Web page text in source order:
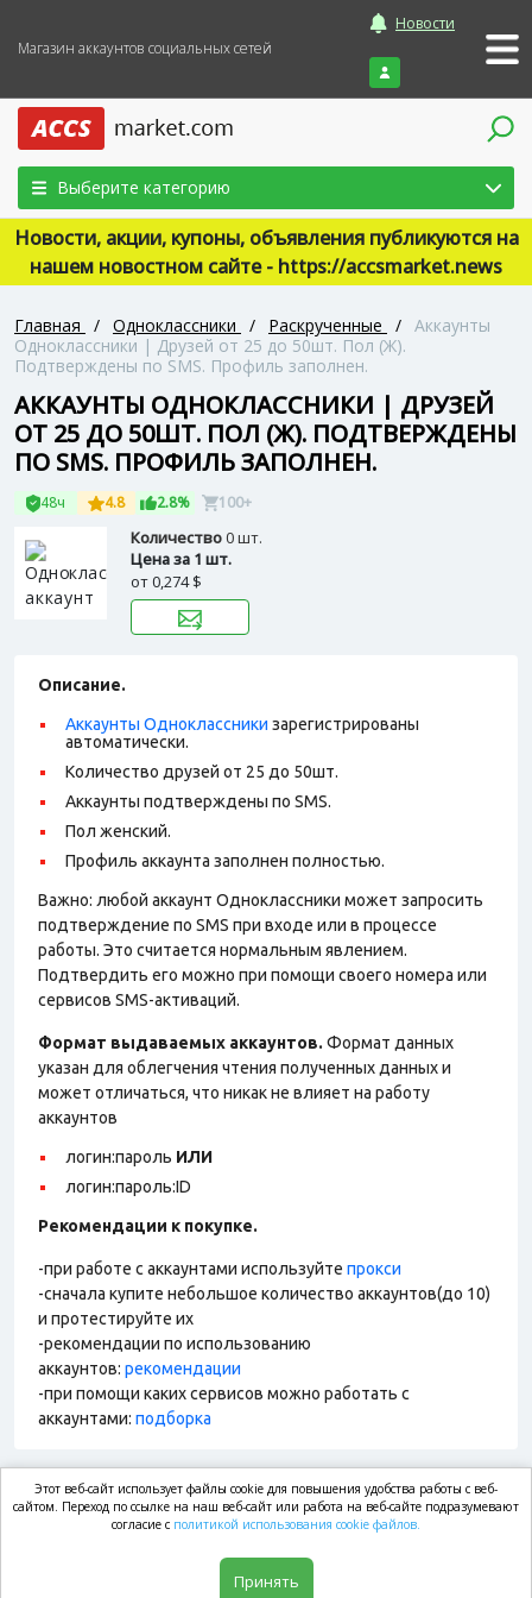
Магазин аккаунтов социальных сетей
Новости
Войти
Выберите категорию
Новости, акции, купоны, объявления публикуются на
нашем новостном сайте - https://accsmarket.news
Главная / Одноклассники / Раскрученные / Аккаунты
Одноклассники | Друзей от 25 до 50шт. Пол (Ж).
Подтверждены по SMS. Профиль заполнен.
АККАУНТЫ ОДНОКЛАССНИКИ | ДРУЗЕЙ
ОТ 25 ДО 50ШТ. ПОЛ (Ж). ПОДТВЕРЖДЕНЫ
ПО SMS. ПРОФИЛЬ ЗАПОЛНЕН.
48ч 4.8 2.8% 100+
Количество0 шт.
Цена за 1 шт.
от0,274 $
Описание.
Аккаунты Одноклассники зарегистрированы
автоматически.
Количество друзей от 25 до 50шт.
Аккаунты подтверждены по SMS.
Пол женский.
Профиль аккаунта заполнен полностью.
Важно: любой аккаунт Одноклассники может запросить
подтверждение по SMS при входе или в процессе
работы. Это считается нормальным явлением.
Подтвердить его можно при помощи своего номера или
сервисов SMS-активаций.
Формат выдаваемых аккаунтов. Формат данных
указан для облегчения чтения полученных данных и
может отличаться, что никак не влияет на работу
аккаунтов
логин:пароль ИЛИ
логин:пароль:ID
Рекомендации к покупке.
-при работе с аккаунтами используйте прокси
-сначала купите небольшое количество аккаунтов(до 10)
и протестируйте их
-рекомендации по использованию
аккаунтов: рекомендации
-при помощи каких сервисов можно работать с
аккаунтами: подборка
market.com
Этот веб-сайт использует файлы cookie для повышения удобства работы с веб-
сайтом. Переход по ссылке на наш веб-сайт или работа на веб-сайте подразумевают
согласие с политикой использования cookie файлов.
Принять